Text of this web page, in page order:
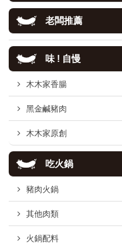
老闆推薦
味 ! 自慢
木木家香腸
黑金鹹豬肉
木木家原創
吃火鍋
豬肉火鍋
其他肉類
火鍋配料